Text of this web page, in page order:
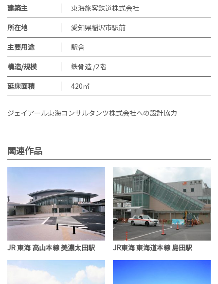
建築主
東海旅客鉄道株式会社
所在地
愛知県稲沢市駅前
主要用途
駅舎
構造/規模
鉄骨造 /2階
延床面積
420㎡
ジェイアール東海コンサルタンツ株式会社への設計協力
関連作品
JR 東海 高山本線 美濃太田駅 JR東海 東海道本線 島田駅